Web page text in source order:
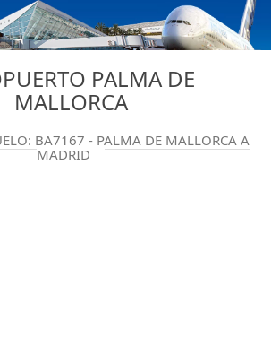
PALMA DE
MALLORCA
BA7167 - PALMA DE MALLORCA A
MADRID